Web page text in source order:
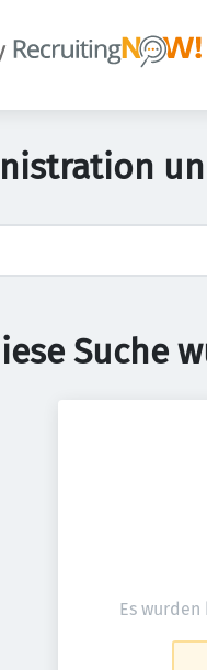
Suche
Es